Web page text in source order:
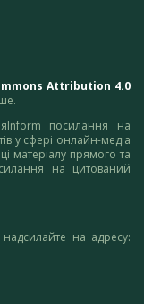
Attribution 4.0
посилання на
у сфері онлайн-медіа
матеріалу прямого та
на цитований
на адресу: